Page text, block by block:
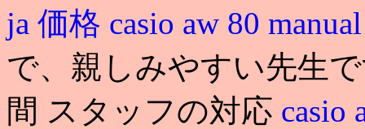
ja 価格 casio aw 80
で、親しみやすい先生
間 スタッフの対応 casio